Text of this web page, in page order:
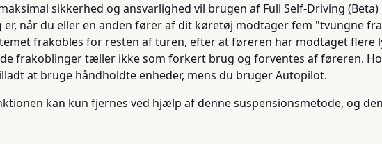
sikkerhed og ansvarlighed vil brugen af Full Self-Driving
er, når du eller en anden fører af dit køretøj modtager fem "tvungne
frakobles for resten af turen, efter at føreren har modtaget flere
frakoblinger tæller ikke som forkert brug og forventes af føreren.
at bruge håndholdte enheder, mens du bruger Autopilot.
kan kun fjernes ved hjælp af denne suspensionsmetode, og